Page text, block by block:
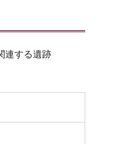
連する遺跡